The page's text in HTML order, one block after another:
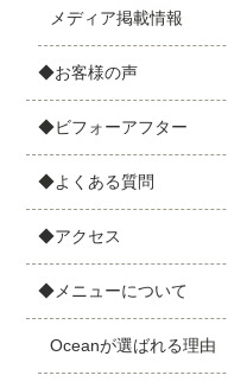
メディア掲載情報
◆お客様の声
◆ビフォーアフター
◆よくある質問
◆アクセス
◆メニューについて
Oceanが選ばれる理由